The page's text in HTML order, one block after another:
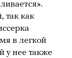
так как
в легкой
у нее также